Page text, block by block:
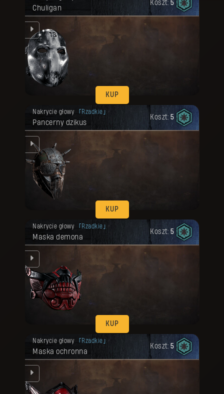
Chuligan
Koszt: 5
KUP
Nakrycie głowy Rzadkie
Pancerny dzikus
Koszt: 5
KUP
Twoja nagroda została odblokowana.
Nakrycie głowy Rzadkie
Maska demona
Koszt: 5
KUP
Twoja nagroda została odblokowana.
Nakrycie głowy Rzadkie
Maska ochronna
Koszt: 5
Twoja nagroda została odblokowana.